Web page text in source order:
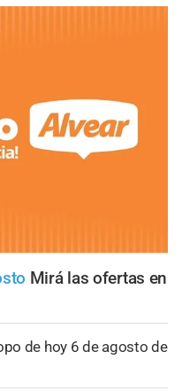
Mirá las ofertas en
de hoy 6 de agosto de